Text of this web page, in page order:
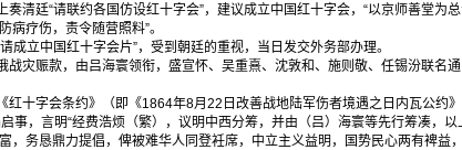
廷“请联约各国仿设红十字会”，建议成立中国红十字会，“以京师善堂为
病疗伤，责令随营照料”。
立中国红十字会片”，受到朝廷的重视，当日发交外务部办理。
赈款，由吕海寰领衔，盛宣怀、吴重熹、沈敦和、施则敬、任锡汾联名通
字会条约》（即《1864年8月22日改善战地陆军伤者境遇之日内瓦公约》
，言明“经费浩烦（繁），议明中西分筹，并由（吕）海寰等先行筹凑，以
，务恳鼎力提倡，俾被难华人同登衽席，中立主义益明，国势民心两有裨益，